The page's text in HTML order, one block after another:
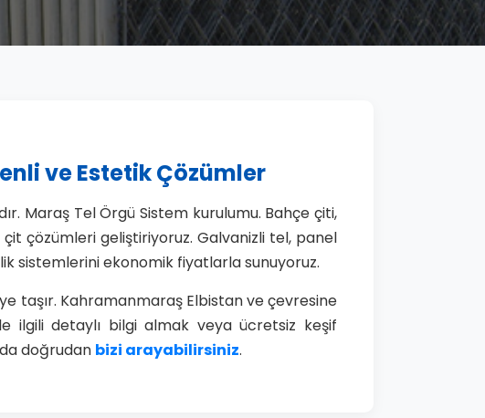
ve Estetik Çözümler
Maraş Tel Örgü Sistem kurulumu. Bahçe çiti,
çözümleri geliştiriyoruz. Galvanizli tel, panel
sistemlerini ekonomik fiyatlarla sunuyoruz.
taşır. Kahramanmaraş Elbistan ve çevresine
ilgili detaylı bilgi almak veya ücretsiz keşif
doğrudan bizi arayabilirsiniz.